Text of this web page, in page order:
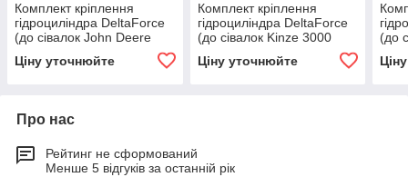
Комплект кріплення
гідроциліндра DeltaForce
(до сівалок John Deere
Ціну уточнюйте
Комплект кріплення
гідроциліндра DeltaForce
(до сівалок Kinze 3000
Ціну уточнюйте
(до
Про нас
Рейтинг не сформований
Менше 5 відгуків за останній рік